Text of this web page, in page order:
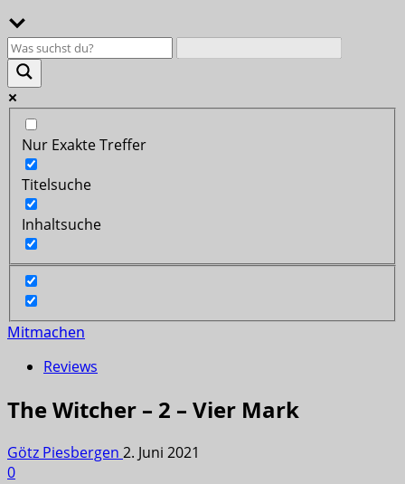
Nur Exakte Treffer
Titelsuche
Inhaltsuche
Mitmachen
Reviews
The Witcher – 2 – Vier Mark
Götz Piesbergen 2. Juni 2021
0